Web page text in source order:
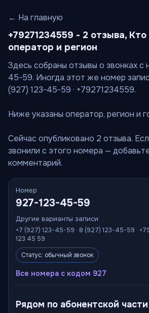
← На главную
+79271234559 - 2 отзыва, Кто
оператор и регион
Здесь собраны отзывы о звонках
45-59. Иногда этот же номер
(927) 123-45-59 · +79271234559.
Ниже указаны оператор, регион и
Сейчас опубликовано 2 отзыва.
звонили с этого номера —
комментарий.
Номер
927-123-45-59
Другие варианты записи
+7 (927) 123-45-59 · 8 (927) 123-45-59 ·
123 45 59
Статус: обычный звонок
Все номера с кодом 927
Рядом по абонентской части